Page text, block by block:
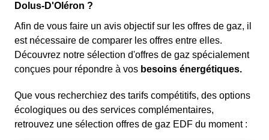
Dolus-D'Oléron ?
Afin de vous faire un avis objectif sur les offres de gaz, il
est nécessaire de comparer les offres entre elles.
Découvrez notre sélection d'offres de gaz spécialement
conçues pour répondre à vos besoins énergétiques.
Que vous recherchiez des tarifs compétitifs, des options
écologiques ou des services complémentaires,
retrouvez une sélection offres de gaz EDF du moment :